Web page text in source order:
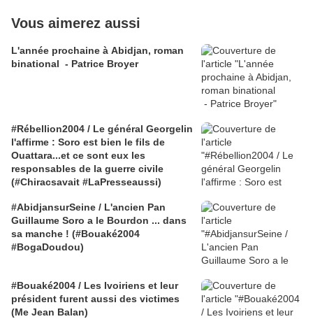
Vous aimerez aussi
L'année prochaine à Abidjan, roman
binational - Patrice Broyer
#Rébellion2004 / Le général Georgelin
l'affirme : Soro est bien le fils de
Ouattara...et ce sont eux les
responsables de la guerre civile
(#Chiracsavait #LaPresseaussi)
#AbidjansurSeine / L'ancien Pan
Guillaume Soro a le Bourdon ... dans
sa manche ! (#Bouaké2004
#BogaDoudou)
#Bouaké2004 / Les Ivoiriens et leur
président furent aussi des victimes
(Me Jean Balan)